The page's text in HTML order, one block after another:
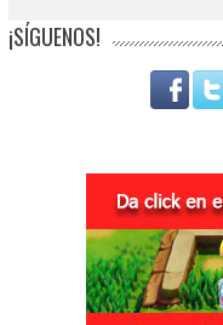
¡SÍGUENOS!